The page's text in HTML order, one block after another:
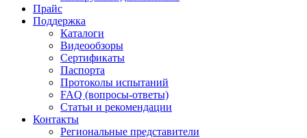
Прайс
Поддержка
Каталоги
Видеообзоры
Сертификаты
Паспорта
Протоколы испытаний
FAQ (вопросы-ответы)
Статьи и рекомендации
Контакты
Региональные представители